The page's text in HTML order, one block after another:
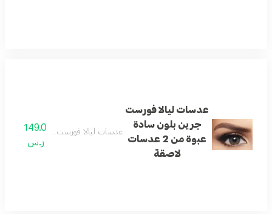
عدسات ليالا فورست
جرين بلون سادة
عبوة من 2 عدسات
لاصقة
عدسات ليالا فورست جرين بلون سادة عبوة من
149.0
ر.س